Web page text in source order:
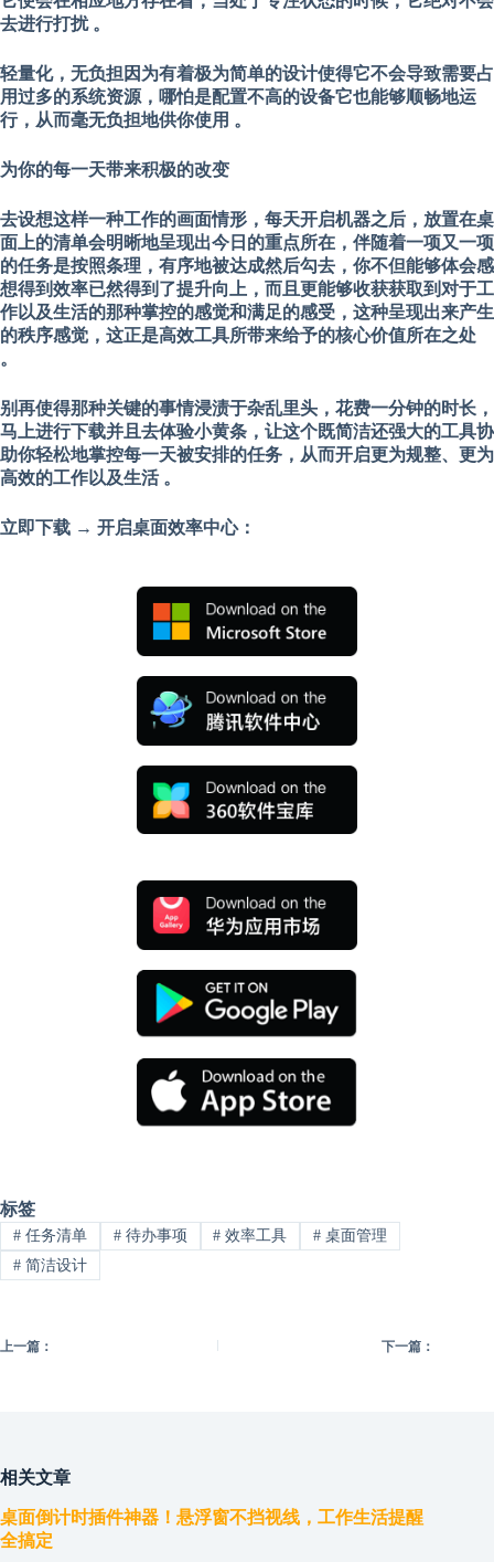
去进行打扰 。
轻量化，无负担因为有着极为简单的设计使得它不会导致需要占
用过多的系统资源，哪怕是配置不高的设备它也能够顺畅地运
行，从而毫无负担地供你使用 。
为你的每一天带来积极的改变
去设想这样一种工作的画面情形，每天开启机器之后，放置在桌
面上的清单会明晰地呈现出今日的重点所在，伴随着一项又一项
的任务是按照条理，有序地被达成然后勾去，你不但能够体会感
想得到效率已然得到了提升向上，而且更能够收获获取到对于工
作以及生活的那种掌控的感觉和满足的感受，这种呈现出来产生
的秩序感觉，这正是高效工具所带来给予的核心价值所在之处
。
别再使得那种关键的事情浸渍于杂乱里头，花费一分钟的时长，
马上进行下载并且去体验小黄条，让这个既简洁还强大的工具协
助你轻松地掌控每一天被安排的任务，从而开启更为规整、更为
高效的工作以及生活 。
立即下载 → 开启桌面效率中心：
标签
#任务清单 #待办事项 # 效率工具 # 桌面管理
#简洁设计
上一篇： 下一篇：
相关文章
桌面倒计时插件神器！悬浮窗不挡视线，工作生活提醒
全搞定